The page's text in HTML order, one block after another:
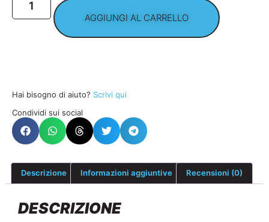
AGGIUNGI AL CARRELLO
Hai bisogno di aiuto? Scrivi qui
Condividi sui social
Descrizione Informazioni aggiuntive Recensioni (0)
DESCRIZIONE